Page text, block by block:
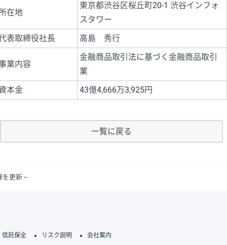
在地
東京都渋谷区桜丘町20-1 渋谷インフォ
スタワー
表取締役社長
高島 秀行
業内容
金融商品取引法に基づく金融商品取引
業
本金
43億4,666万3,925円
一覧に戻る
を更新～
信託保全 リスク説明 会社案内